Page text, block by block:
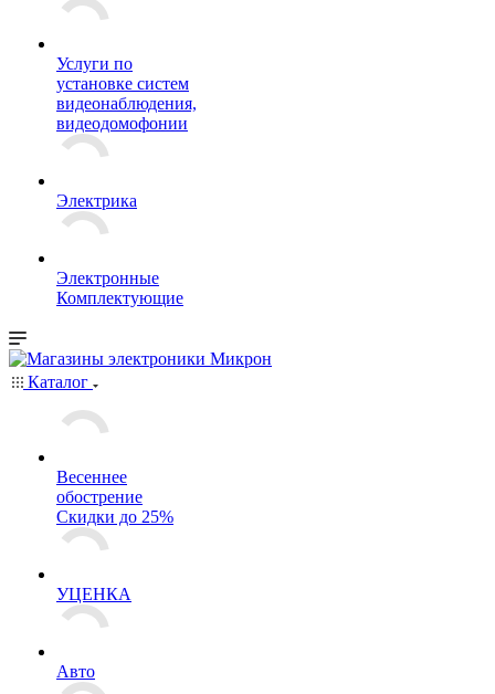
Услуги по
установке систем
видеонаблюдения,
видеодомофонии
Электрика
Электронные
Комплектующие
Каталог
Весеннее
обострение
Скидки до 25%
УЦЕНКА
Авто